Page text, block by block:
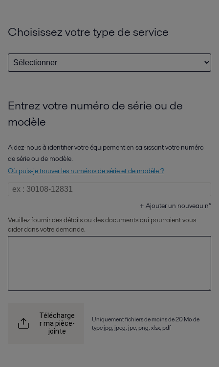
Choisissez votre type de service
Entrez votre numéro de série ou de
modèle
Aidez-nous à identifier votre équipement en saisissant votre numéro
de série ou de modèle.
Où puis-je trouver les numéros de série et de modèle ?
+ Ajouter un nouveau n°
Veuillez fournir des détails ou des documents qui pourraient vous
aider dans votre demande.
Télécharge
r ma pièce-
jointe
Uniquement fichiers de moins de 20 Mo de
type jpg, jpeg, jpe, png, xlsx, pdf